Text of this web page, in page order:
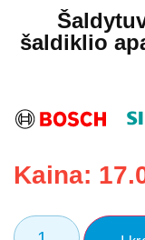
šaldiklio
Kaina: